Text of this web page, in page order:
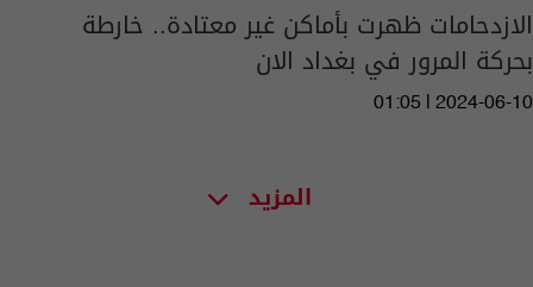
الازدحامات ظهرت بأماكن غير معتادة.. خارطة
بحركة المرور في بغداد الان
01:05 | 2024-06-10
المزيد